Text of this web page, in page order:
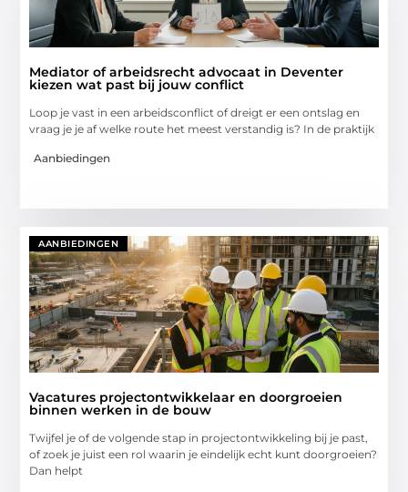
Mediator of arbeidsrecht advocaat in Deventer
kiezen wat past bij jouw conflict
Loop je vast in een arbeidsconflict of dreigt er een ontslag en
vraag je je af welke route het meest verstandig is? In de praktijk
Aanbiedingen
AANBIEDINGEN
Vacatures projectontwikkelaar en doorgroeien
binnen werken in de bouw
Twijfel je of de volgende stap in projectontwikkeling bij je past,
of zoek je juist een rol waarin je eindelijk echt kunt doorgroeien?
Dan helpt